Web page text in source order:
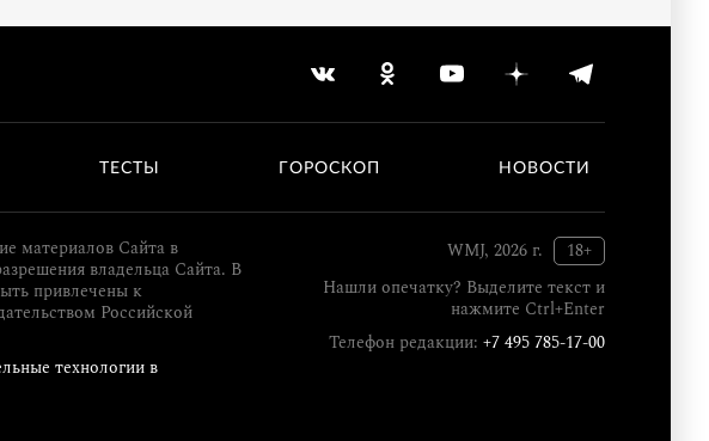
ТЕСТЫ ГОРОСКОП НОВОСТИ
WMJ, 2026 г.
18+
Нашли опечатку? Выделите текст и
нажмите Ctrl+Enter
Телефон редакции: +7 495 785-17-00
материалов Сайта в
владельца Сайта. В
привлечены к
Российской
технологии в